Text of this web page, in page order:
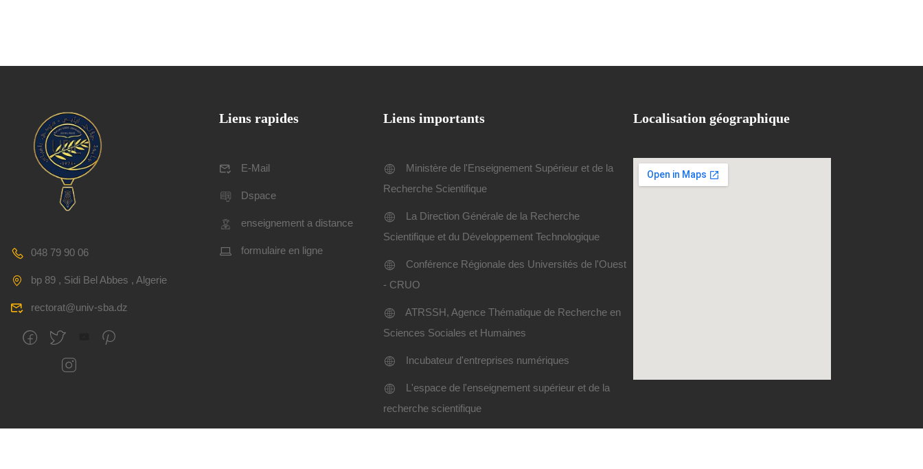
048 79 90 06
bp 89 , Sidi Bel Abbes , Algerie
rectorat@univ-sba.dz
Liens rapides
E-Mail
Dspace
enseignement a distance
formulaire en ligne
Liens importants
Ministère de l'Enseignement Supérieur et de la
Recherche Scientifique
La Direction Générale de la Recherche
Scientifique et du Développement Technologique
Conférence Régionale des Universités de l'Ouest
- CRUO
ATRSSH, Agence Thématique de Recherche en
Sciences Sociales et Humaines
Incubateur d'entreprises numériques
L'espace de l'enseignement supérieur et de la
recherche scientifique
Localisation géographique